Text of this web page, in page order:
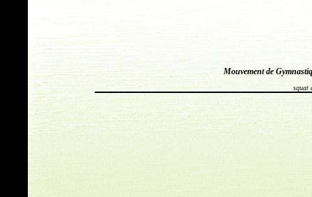
Mouvement de
squat